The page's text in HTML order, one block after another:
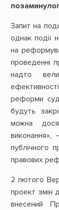
Запит на
однак події
на
проведенні
надто
реформи
будуть
можна
виконання»,
публічного
правових
2 лютого
проект змін
внесений